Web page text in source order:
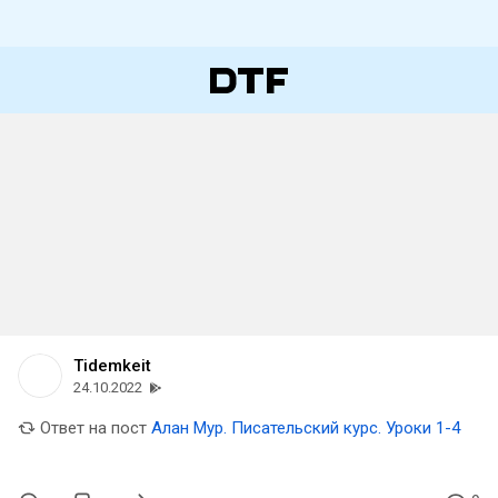
Tidemkeit
24.10.2022
Ответ на пост Алан Мур. Писательский курс. Уроки 1-4